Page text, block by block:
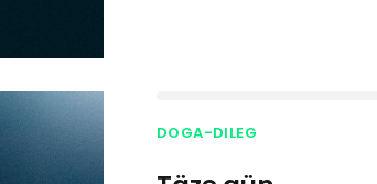
DOGA-DILEG